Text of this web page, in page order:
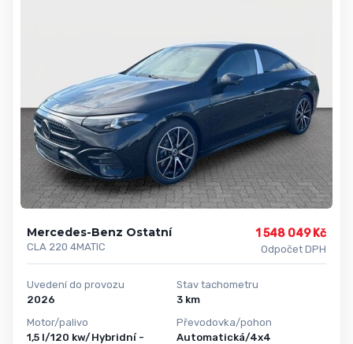
Mercedes-Benz Ostatní
CLA 220 4MATIC
1 548 049 Kč
Odpočet DPH
Uvedení do provozu
2026
Motor/palivo
1,5 l/120 kw/Hybridní -
Stav tachometru
3 km
Převodovka/pohon
Automatická/4x4